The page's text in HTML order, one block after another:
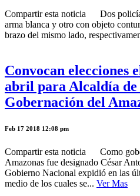
Compartir esta noticia Dos
arma blanca y otro con objeto
brazo del mismo lado,
Convocan elecciones
abril para Alcaldía de
Gobernación del
Feb 17 2018 12:08 pm
Compartir esta noticia Como
Amazonas fue designado César
Gobierno Nacional expidió en las
medio de los cuales se... Ver Mas